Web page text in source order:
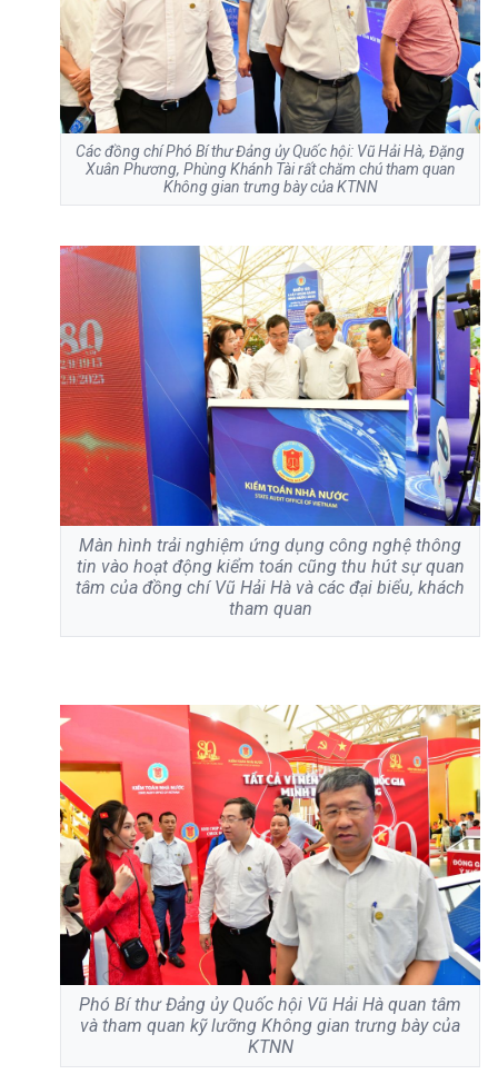
Các đồng chí Phó Bí thư Đảng ủy Quốc hội: Vũ Hải Hà, Đặng
Xuân Phương, Phùng Khánh Tài rất chăm chú tham quan
Không gian trưng bày của KTNN
Màn hình trải nghiệm ứng dụng công nghệ thông
tin vào hoạt động kiểm toán cũng thu hút sự quan
tâm của đồng chí Vũ Hải Hà và các đại biểu, khách
tham quan
Phó Bí thư Đảng ủy Quốc hội Vũ Hải Hà quan tâm
và tham quan kỹ lưỡng Không gian trưng bày của
KTNN